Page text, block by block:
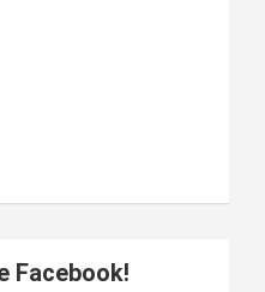
Facebook!